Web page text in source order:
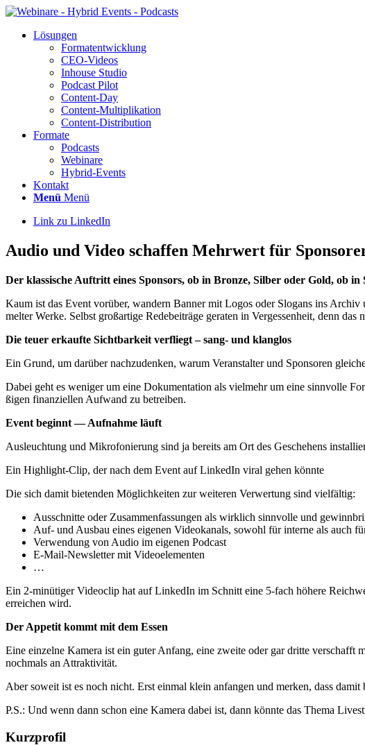
Lösun­gen
For­ma­t­ent­wick­lung
CEO-Vide­os
Inhouse Stu­dio
Pod­cast Pilot
Con­­tent-Day
Con­tent-Mul­ti­pli­ka­ti­on
Con­tent-Dis­tri­bu­ti­on
For­ma­te
Pod­casts
Web­i­na­re
Hybrid-Events
Kon­takt
Menü Menü
Link zu LinkedIn
Audio und Video schaf­fen Mehr­wert für
Der klas­si­sche Auf­tritt eines Spon­sors, ob in Bron­ze, Sil­ber oder Gold, ob
Kaum ist das Event vor­über, wan­dern Ban­ner mit Logos oder Slo­gans ins
mel­ter Wer­ke. Selbst groß­ar­ti­ge Rede­bei­trä­ge gera­ten in Ver­ges­sen­heit, denn das
Die teu­er erkauf­te Sicht­bar­keit ver­fliegt – sang- und klanglos
Ein Grund, um dar­über nach­zu­den­ken, war­um Ver­an­stal­ter und Spon­so­ren
Dabei geht es weni­ger um eine Doku­men­ta­ti­on als viel­mehr um eine sinn­vol­le
ßi­gen finan­zi­el­len Auf­wand zu betreiben.
Event beginnt — Auf­nah­me läuft
Aus­leuch­tung und Mikro­fo­nie­rung sind ja bereits am Ort des Gesche­hens
Ein High­light-Clip, der nach dem Event auf Lin­ke­dIn viral gehen könnte
Die sich damit bie­ten­den Mög­lich­kei­ten zur wei­te­ren Ver­wer­tung sind viel­fäl­tig:
Aus­schnit­te oder Zusam­men­fas­sun­gen als wirk­lich sinn­vol­le und
Auf- und Aus­bau eines eige­nen Video­ka­nals, sowohl für inter­ne als auch
Ver­wen­dung von Audio im eige­nen Podcast
E‑Mail-News­let­ter mit Videoelementen
…
Ein 2‑minütiger Video­clip hat auf Lin­ke­dIn im Schnitt eine 5‑fach höhe­re
errei­chen wird.
Der Appe­tit kommt mit dem Essen
Eine ein­zel­ne Kame­ra ist ein guter Anfang, eine zwei­te oder gar drit­te
noch­mals an Attraktivität.
Aber soweit ist es noch nicht. Erst ein­mal klein anfan­gen und mer­ken, dass damit
P.S.: Und wenn dann schon eine Kame­ra dabei ist, dann könn­te das The­ma
Kurz­pro­fil